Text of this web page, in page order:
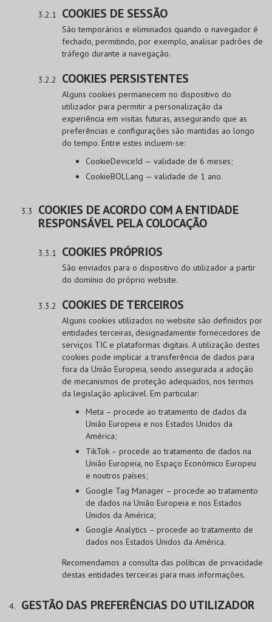
COOKIES DE SESSÃO
São temporários e eliminados quando o navegador é
fechado, permitindo, por exemplo, analisar padrões de
tráfego durante a navegação.
COOKIES PERSISTENTES
Alguns cookies permanecem no dispositivo do
utilizador para permitir a personalização da
experiência em visitas futuras, assegurando que as
preferências e configurações são mantidas ao longo
do tempo. Entre estes incluem-se:
CookieDeviceId — validade de 6 meses;
CookieBOLLang — validade de 1 ano.
COOKIES DE ACORDO COM A ENTIDADE
RESPONSÁVEL PELA COLOCAÇÃO
COOKIES PRÓPRIOS
São enviados para o dispositivo do utilizador a partir
do domínio do próprio website.
COOKIES DE TERCEIROS
Alguns cookies utilizados no website são definidos por
entidades terceiras, designadamente fornecedores de
serviços TIC e plataformas digitais. A utilização destes
cookies pode implicar a transferência de dados para
fora da União Europeia, sendo assegurada a adoção
de mecanismos de proteção adequados, nos termos
da legislação aplicável. Em particular:
Meta – procede ao tratamento de dados da
União Europeia e nos Estados Unidos da
América;
TikTok – procede ao tratamento de dados na
União Europeia, no Espaço Económico Europeu
e noutros países;
Google Tag Manager – procede ao tratamento
de dados na União Europeia e nos Estados
Unidos da América;
Google Analytics – procede ao tratamento de
dados nos Estados Unidos da América.
Recomendamos a consulta das políticas de privacidade
destas entidades terceiras para mais informações.
GESTÃO DAS PREFERÊNCIAS DO UTILIZADOR